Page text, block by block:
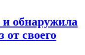
обнаружила
своего